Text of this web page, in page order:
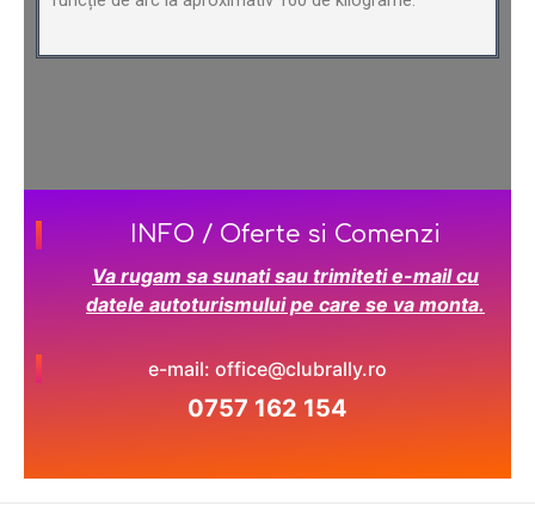
INFO / Oferte si Comenzi
Va rugam sa sunati sau trimiteti e-mail cu
datele autoturismului pe care se va monta.
e-mail: office@clubrally.ro
0757 162 154